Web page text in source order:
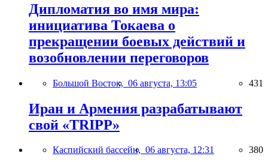
Дипломатия во имя мира:
инициатива Токаева о
прекращении боевых действий и
возобновлении переговоров
Большой Восток, 06 августа, 13:05 431
Иран и Армения разрабатывают
свой «TRIPP»
Каспийский бассейн, 06 августа, 12:31 380